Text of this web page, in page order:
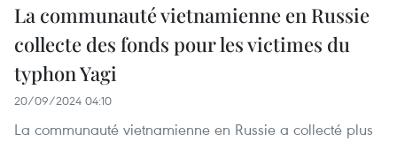
La communauté vietnamienne en Russie
collecte des fonds pour les victimes du
typhon Yagi
20/09/2024 04:10
La communauté vietnamienne en Russie a collecté plus